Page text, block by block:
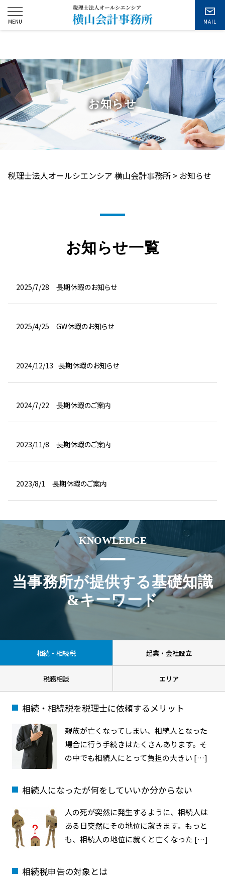
お問い合わせ
お知らせ
税理士法人オールシエンシア 横山会計事務所 > お知らせ
お知らせ一覧
2025/7/28 長期休暇のお知らせ
2025/4/25 GW休暇のお知らせ
2024/12/13 長期休暇のお知らせ
2024/7/22 長期休暇のご案内
2023/11/8 長期休暇のご案内
2023/8/1 長期休暇のご案内
KNOWLEDGE
当事務所が提供する基礎知識
&キーワード
相続・相続税 起業・会社設立
税務相談 エリア
相続・相続税を税理士に依頼するメリット
親族が亡くなってしまい、相続人となった
場合に行う手続きはたくさんあります。そ
の中でも相続人にとって負担の大きい […]
相続人になったが何をしていいか分からない
人の死が突然に発生するように、相続人は
ある日突然にその地位に就きます。もっと
も、相続人の地位に就くと亡くなった […]
相続税申告の対象とは